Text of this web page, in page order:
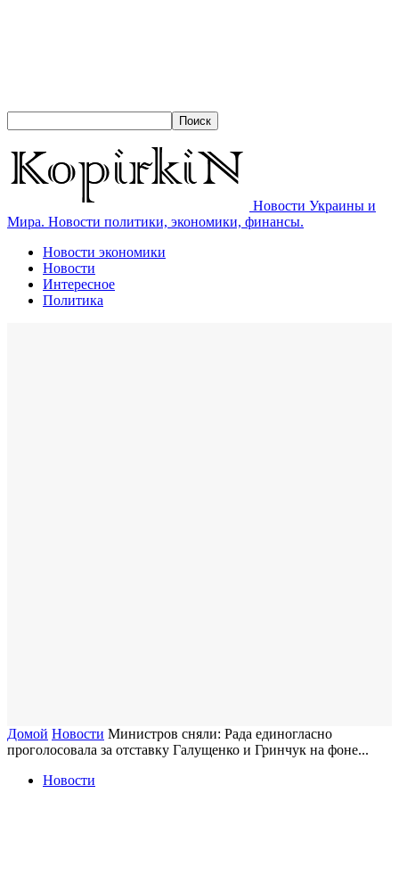
Новости Украины и
Мира. Новости политики, экономики, финансы.
Новости экономики
Новости
Интересное
Политика
Домой Новости Министров сняли: Рада единогласно
проголосовала за отставку Галущенко и Гринчук на фоне...
Новости